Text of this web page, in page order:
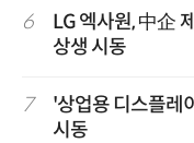
6
LG 엑사원, 中企
상생 시동
7
'상업용 디스플레
시동